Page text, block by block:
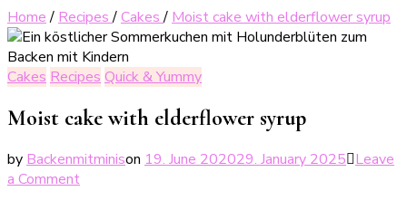
Home / Recipes/Cakes/ Moist cake with elderflower syrup
Cakes Recipes Quick & Yummy
Moist cake with elderflower syrup
by Backenmitminison 19. June 202029. January 2025 Leave
a Commenton